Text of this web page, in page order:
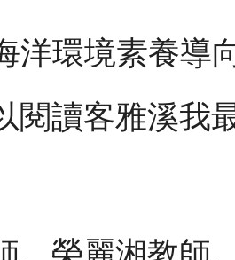
洋環境素養導
閱讀客雅溪我